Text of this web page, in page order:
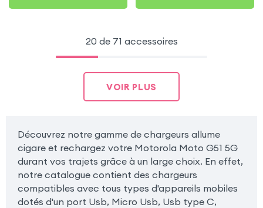
20 de 71 accessoires
VOIR PLUS
Découvrez notre gamme de chargeurs allume
cigare et rechargez votre Motorola Moto G51 5G
durant vos trajets grâce à un large choix. En effet,
notre catalogue contient des chargeurs
compatibles avec tous types d'appareils mobiles
dotés d'un port Usb, Micro Usb, Usb type C,